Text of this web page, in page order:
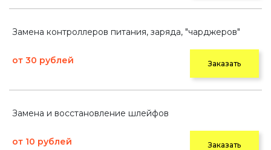
Замена контроллеров питания, заряда, "чарджеров"
от 30 рублей Заказать
Замена и восстановление шлейфов
от 10 рублей Заказать